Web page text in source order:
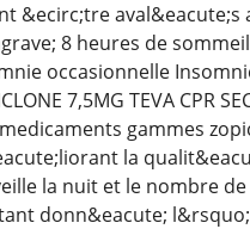
&ecirc;tre
8 heures de
occasionnelle
7,5MG TEVA CPR
gammes
la
la nuit et le nombre
donn&eacute;